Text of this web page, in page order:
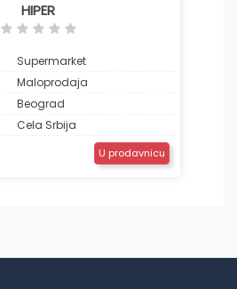
HIPER
Supermarket
Maloprodaja
Beograd
Cela Srbija
U prodavnicu